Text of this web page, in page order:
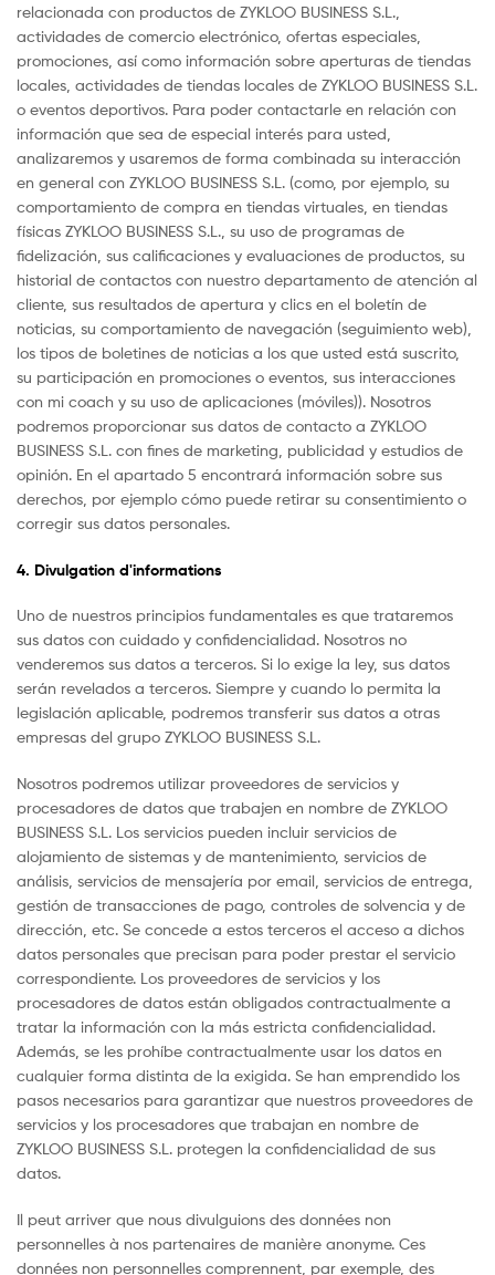
relacionada con productos de ZYKLOO BUSINESS S.L.,
actividades de comercio electrónico, ofertas especiales,
promociones, así como información sobre aperturas de tiendas
locales, actividades de tiendas locales de ZYKLOO BUSINESS S.L.
o eventos deportivos. Para poder contactarle en relación con
información que sea de especial interés para usted,
analizaremos y usaremos de forma combinada su interacción
en general con ZYKLOO BUSINESS S.L. (como, por ejemplo, su
comportamiento de compra en tiendas virtuales, en tiendas
físicas ZYKLOO BUSINESS S.L., su uso de programas de
fidelización, sus calificaciones y evaluaciones de productos, su
historial de contactos con nuestro departamento de atención al
cliente, sus resultados de apertura y clics en el boletín de
noticias, su comportamiento de navegación (seguimiento web),
los tipos de boletines de noticias a los que usted está suscrito,
su participación en promociones o eventos, sus interacciones
con mi coach y su uso de aplicaciones (móviles)). Nosotros
podremos proporcionar sus datos de contacto a ZYKLOO
BUSINESS S.L. con fines de marketing, publicidad y estudios de
opinión. En el apartado 5 encontrará información sobre sus
derechos, por ejemplo cómo puede retirar su consentimiento o
corregir sus datos personales.
4. Divulgation d'informations
Uno de nuestros principios fundamentales es que trataremos
sus datos con cuidado y confidencialidad. Nosotros no
venderemos sus datos a terceros. Si lo exige la ley, sus datos
serán revelados a terceros. Siempre y cuando lo permita la
legislación aplicable, podremos transferir sus datos a otras
empresas del grupo ZYKLOO BUSINESS S.L.
Nosotros podremos utilizar proveedores de servicios y
procesadores de datos que trabajen en nombre de ZYKLOO
BUSINESS S.L. Los servicios pueden incluir servicios de
alojamiento de sistemas y de mantenimiento, servicios de
análisis, servicios de mensajería por email, servicios de entrega,
gestión de transacciones de pago, controles de solvencia y de
dirección, etc. Se concede a estos terceros el acceso a dichos
datos personales que precisan para poder prestar el servicio
correspondiente. Los proveedores de servicios y los
procesadores de datos están obligados contractualmente a
tratar la información con la más estricta confidencialidad.
Además, se les prohíbe contractualmente usar los datos en
cualquier forma distinta de la exigida. Se han emprendido los
pasos necesarios para garantizar que nuestros proveedores de
servicios y los procesadores que trabajan en nombre de
ZYKLOO BUSINESS S.L. protegen la confidencialidad de sus
datos.
Il peut arriver que nous divulguions des données non
personnelles à nos partenaires de manière anonyme. Ces
données non personnelles comprennent, par exemple, des